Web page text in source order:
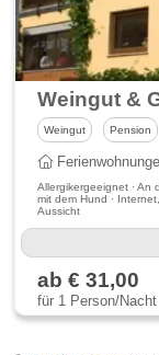
Weingut &
Weingut Pension
Allergikergeeignet · An
mit dem Hund ·
Aussicht
ab € 31,00
für 1 Person/Nacht